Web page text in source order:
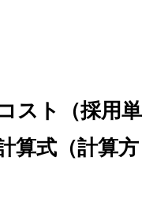
スト（採用単
算式（計算方